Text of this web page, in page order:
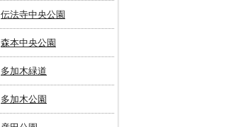
伝法寺中央公園
森本中央公園
多加木緑道
多加木公園